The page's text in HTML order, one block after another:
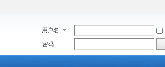
用户名
密码